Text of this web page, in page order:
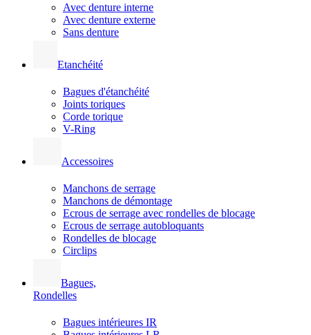
Avec denture interne
Avec denture externe
Sans denture
Etanchéité
Bagues d'étanchéité
Joints toriques
Corde torique
V-Ring
Accessoires
Manchons de serrage
Manchons de démontage
Ecrous de serrage avec rondelles de blocage
Ecrous de serrage autobloquants
Rondelles de blocage
Circlips
Bagues,
Rondelles
Bagues intérieures IR